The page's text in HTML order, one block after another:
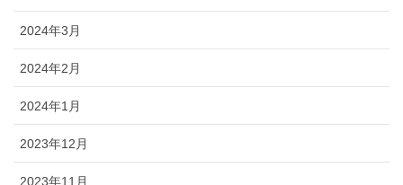
2024年3月
2024年2月
2024年1月
2023年12月
2023年11月